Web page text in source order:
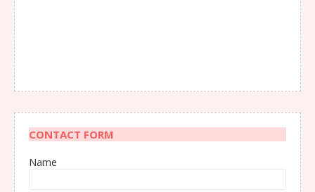
CONTACT FORM
Name